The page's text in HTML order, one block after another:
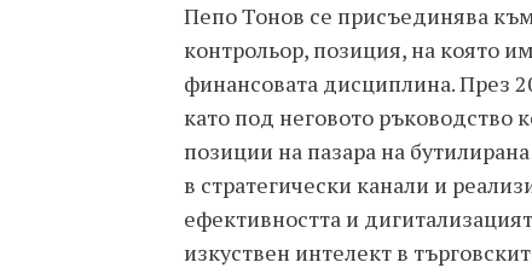
Пепо Тонов се присъединява
контрольор, позиция, на която
финансовата дисциплина. През
като под неговото ръководство
позиции на пазара на
в стратегически канали и
ефективността и
изкуствен интелект в